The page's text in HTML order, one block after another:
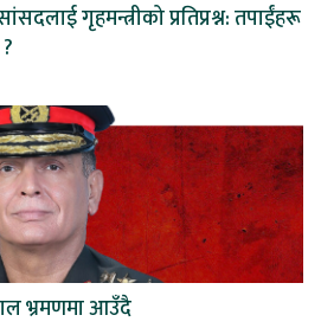
गृहमन्त्रीको प्रतिप्रश्न: तपाईंहरू
भ्रमणमा आउँदै